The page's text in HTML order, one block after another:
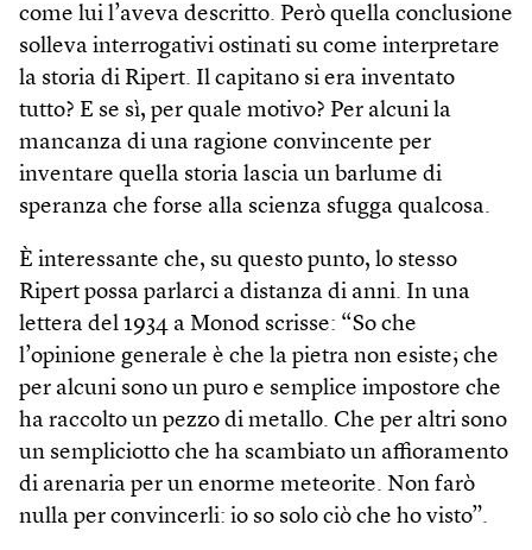
come lui l’aveva descritto. Però quella conclusione
solleva interrogativi ostinati su come interpretare
la storia di Ripert. Il capitano si era inventato
tutto? E se sì, per quale motivo? Per alcuni la
mancanza di una ragione convincente per
inventare quella storia lascia un barlume di
speranza che forse alla scienza sfugga qualcosa.
È interessante che, su questo punto, lo stesso
Ripert possa parlarci a distanza di anni. In una
lettera del 1934 a Monod scrisse: “So che
l’opinione generale è che la pietra non esiste; che
per alcuni sono un puro e semplice impostore che
ha raccolto un pezzo di metallo. Che per altri sono
un sempliciotto che ha scambiato un affioramento
di arenaria per un enorme meteorite. Non farò
nulla per convincerli: io so solo ciò che ho visto”.